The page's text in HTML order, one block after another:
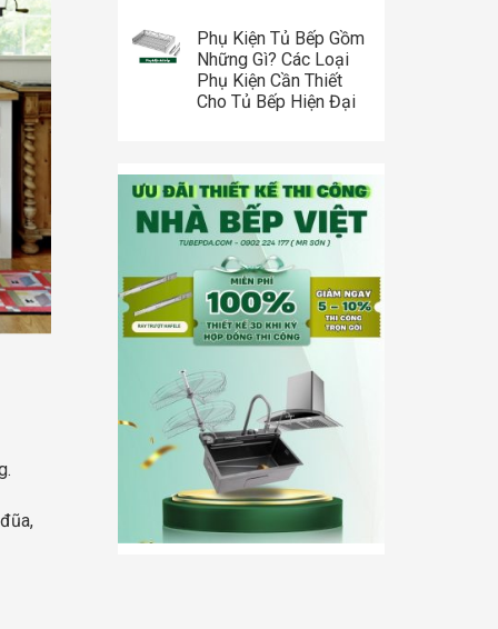
Phụ Kiện Tủ Bếp Gồm
Những Gì? Các Loại
Phụ Kiện Cần Thiết
Cho Tủ Bếp Hiện Đại